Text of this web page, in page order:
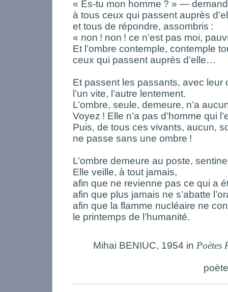
« Es-tu mon homme ? » —
à tous ceux qui passent auprès
et tous de répondre, assombris :
« non ! non ! ce n’est pas moi,
Et l’ombre contemple, contemple
ceux qui passent auprès d’elle…
Et passent les passants, avec leur
l’un vite, l’autre lentement.
L’ombre, seule, demeure, n’a
Voyez ! Elle n’a pas d’homme qui
Puis, de tous ces vivants, aucun,
ne passe sans une ombre !
L’ombre demeure au poste,
Elle veille, à tout jamais,
afin que ne revienne pas ce qui a
afin que plus jamais ne s’abatte
afin que la flamme nucléaire ne
le printemps de l’humanité.
Mihai BENIUC, 1954 in Poètes